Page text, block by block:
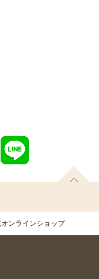
ンラインショップ